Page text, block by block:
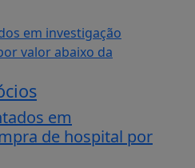
em
de hospital por